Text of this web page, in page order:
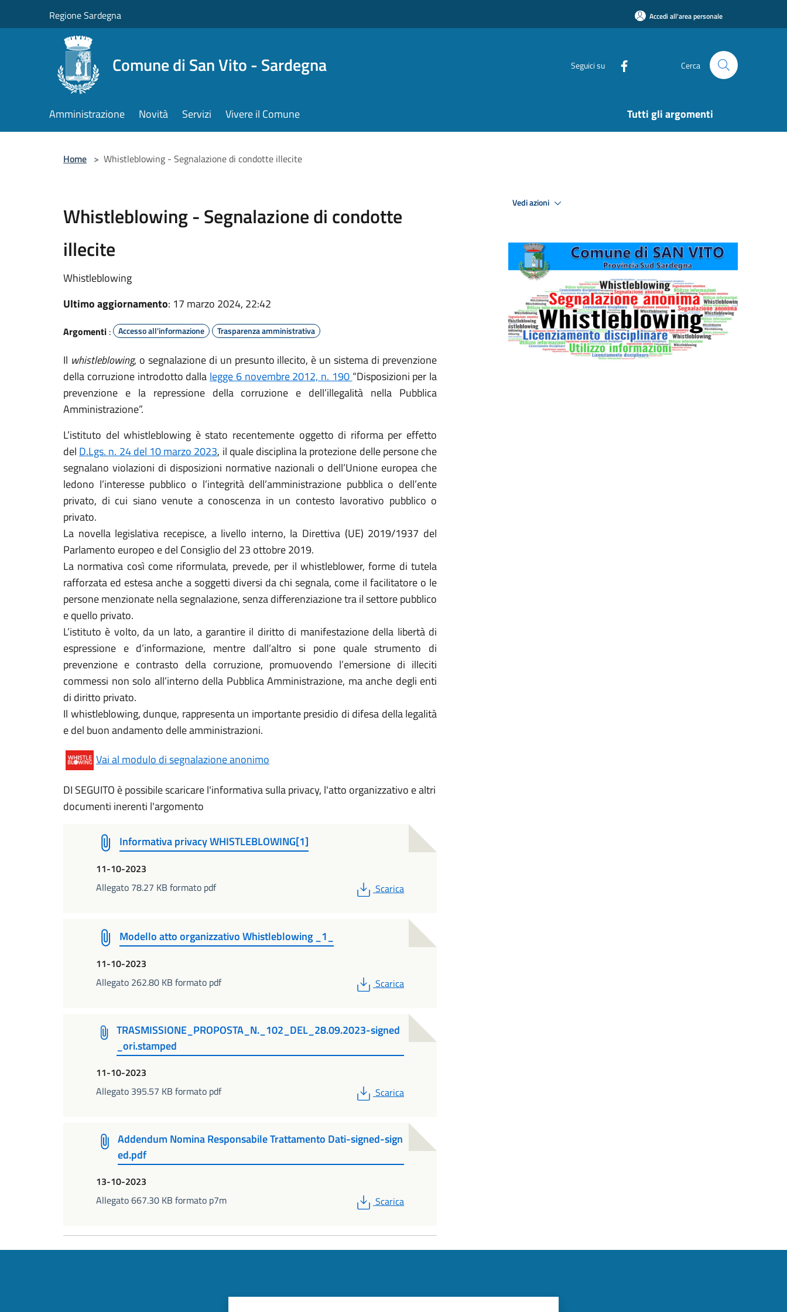
Regione Sardegna Accedi all'area personale
Comune di San Vito - Sardegna Seguici su Cerca
Amministrazione Novità Servizi Vivere il Comune Tutti gli argomenti
Home > Whistleblowing - Segnalazione di condotte illecite
Whistleblowing - Segnalazione di condotte
illecite
Whistleblowing
Ultimo aggiornamento: 17 marzo 2024, 22:42
Argomenti : Accesso all'informazione Trasparenza amministrativa
Il whistleblowing, o segnalazione di un presunto illecito, è un sistema di prevenzione
della corruzione introdotto dalla legge 6 novembre 2012, n. 190 “Disposizioni per la
prevenzione e la repressione della corruzione e dell’illegalità nella Pubblica
Amministrazione”.
L’istituto del whistleblowing è stato recentemente oggetto di riforma per effetto
del D.Lgs. n. 24 del 10 marzo 2023, il quale disciplina la protezione delle persone che
segnalano violazioni di disposizioni normative nazionali o dell’Unione europea che
ledono l’interesse pubblico o l’integrità dell’amministrazione pubblica o dell’ente
privato, di cui siano venute a conoscenza in un contesto lavorativo pubblico o
privato.
La novella legislativa recepisce, a livello interno, la Direttiva (UE) 2019/1937 del
Parlamento europeo e del Consiglio del 23 ottobre 2019.
La normativa così come riformulata, prevede, per il whistleblower, forme di tutela
rafforzata ed estesa anche a soggetti diversi da chi segnala, come il facilitatore o le
persone menzionate nella segnalazione, senza differenziazione tra il settore pubblico
e quello privato.
L’istituto è volto, da un lato, a garantire il diritto di manifestazione della libertà di
espressione e d’informazione, mentre dall’altro si pone quale strumento di
prevenzione e contrasto della corruzione, promuovendo l’emersione di illeciti
commessi non solo all’interno della Pubblica Amministrazione, ma anche degli enti
di diritto privato.
Il whistleblowing, dunque, rappresenta un importante presidio di difesa della legalità
e del buon andamento delle amministrazioni.
Vai al modulo di segnalazione anonimo
DI SEGUITO è possibile scaricare l'informativa sulla privacy, l'atto organizzativo e altri
documenti inerenti l'argomento
Informativa privacy WHISTLEBLOWING[1]
11-10-2023
Allegato 78.27 KB formato pdf
PDF
Scarica
Modello atto organizzativo Whistleblowing _1_
11-10-2023
Allegato 262.80 KB formato pdf
PDF
Scarica
TRASMISSIONE_PROPOSTA_N._102_DEL_28.09.2023-signed
_ori.stamped
11-10-2023
Allegato 395.57 KB formato pdf
PDF
Scarica
Addendum Nomina Responsabile Trattamento Dati-signed-sign
ed.pdf
13-10-2023
Allegato 667.30 KB formato p7m
PDF
Scarica
Vedi azioni